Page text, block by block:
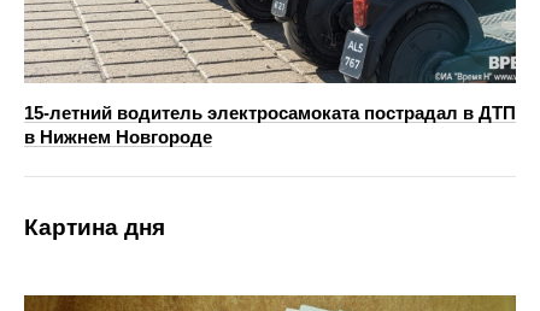
15-летний водитель электросамоката пострадал в ДТП
в Нижнем Новгороде
Картина дня